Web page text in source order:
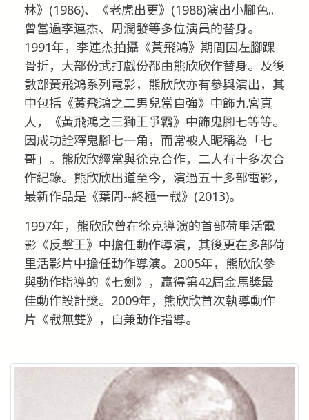
林》(1986)、《老虎出更》(1988)演出小腳色。
曾當過李連杰、周潤發等多位演員的替身。
1991年，李連杰拍攝《黃飛鴻》期間因左腳踝
骨折，大部份武打戲份都由熊欣欣作替身。及後
數部黃飛鴻系列電影，熊欣欣亦有參與演出，其
中包括《黃飛鴻之二男兒當自強》中飾九宮真
人，《黃飛鴻之三獅王爭霸》中飾鬼腳七等等。
因成功詮釋鬼腳七一角，而常被人昵稱為「七
哥」。熊欣欣經常與徐克合作，二人有十多次合
作紀錄。熊欣欣出道至今，演過五十多部電影，
最新作品是《葉問--終極一戰》(2013)。
1997年，熊欣欣曾在徐克導演的首部荷里活電
影《反擊王》中擔任動作導演，其後更在多部荷
里活影片中擔任動作導演。2005年，熊欣欣參
與動作指導的《七劍》，贏得第42屆金馬獎最
佳動作設計獎。2009年，熊欣欣首次執導動作
片《戰無雙》，自兼動作指導。